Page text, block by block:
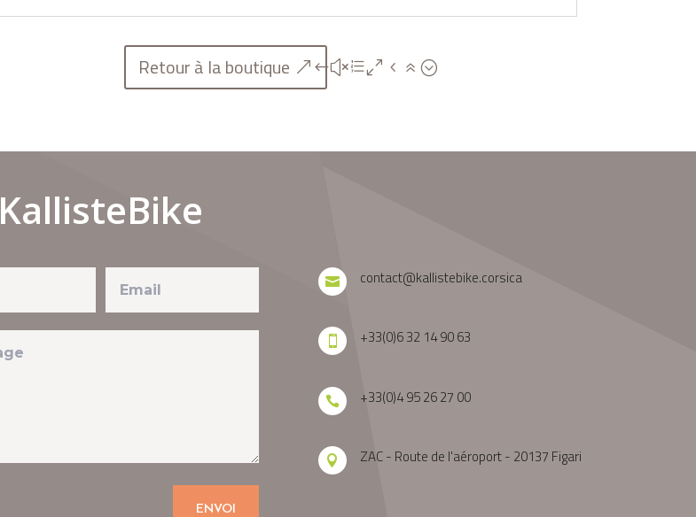
Retour à la boutique
KallisteBike
ENVOI
 contact@kallistebike.corsica
 +33(0)6 32 14 90 63
 +33(0)4 95 26 27 00
 ZAC - Route de l'aéroport - 20137 Figari